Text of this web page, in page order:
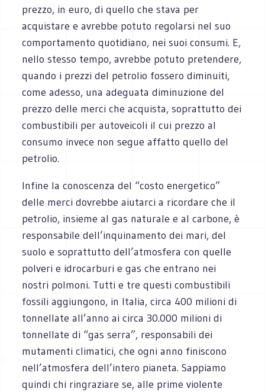
prezzo, in euro, di quello che stava per
acquistare e avrebbe potuto regolarsi nel suo
comportamento quotidiano, nei suoi consumi. E,
nello stesso tempo, avrebbe potuto pretendere,
quando i prezzi del petrolio fossero diminuiti,
come adesso, una adeguata diminuzione del
prezzo delle merci che acquista, soprattutto dei
combustibili per autoveicoli il cui prezzo al
consumo invece non segue affatto quello del
petrolio.
Infine la conoscenza del “costo energetico”
delle merci dovrebbe aiutarci a ricordare che il
petrolio, insieme al gas naturale e al carbone, è
responsabile dell’inquinamento dei mari, del
suolo e soprattutto dell’atmosfera con quelle
polveri e idrocarburi e gas che entrano nei
nostri polmoni. Tutti e tre questi combustibili
fossili aggiungono, in Italia, circa 400 milioni di
tonnellate all’anno ai circa 30.000 milioni di
tonnellate di “gas serra”, responsabili dei
mutamenti climatici, che ogni anno finiscono
nell’atmosfera dell’intero pianeta. Sappiamo
quindi chi ringraziare se, alle prime violente